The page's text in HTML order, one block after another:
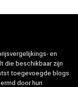
en
die beschikbaar zijn
toegevoegde blogs.
door hun